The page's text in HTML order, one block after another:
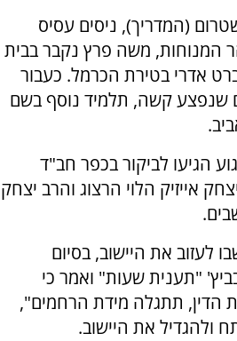
(המדריך), ניסים עסיס
המנוחות, משה פרץ נקבר בבית
אדרי בטירת הכרמל. כעבור
שנפצע קשה, תלמיד נוסף בשם
הגיעו לביקור בכפר חב"ד
אייזיק הלוי הרצוג והרב יצחק
לעזוב את היישוב, בסיום
"תענית שעות" ואמר כי
הדין, תתגלה מידת הרחמים",
ולהגדיל את היישוב.